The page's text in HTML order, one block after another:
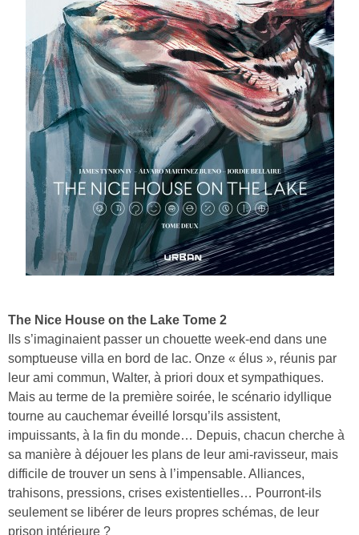
The Nice House on the Lake Tome 2
Ils s’imaginaient passer un chouette week-end dans une
somptueuse villa en bord de lac. Onze « élus », réunis par
leur ami commun, Walter, à priori doux et sympathiques.
Mais au terme de la première soirée, le scénario idyllique
tourne au cauchemar éveillé lorsqu’ils assistent,
impuissants, à la fin du monde… Depuis, chacun cherche à
sa manière à déjouer les plans de leur ami-ravisseur, mais
difficile de trouver un sens à l’impensable. Alliances,
trahisons, pressions, crises existentielles… Pourront-ils
seulement se libérer de leurs propres schémas, de leur
prison intérieure ?